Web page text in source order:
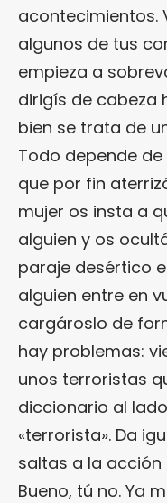
acontecimientos.
algunos de tus
empieza a
dirigís de cabeza
bien se trata de
Todo depende de
que por fin
mujer os insta a
alguien y os
paraje desértico
alguien entre en
cargároslo de
hay problemas:
unos terroristas
diccionario al
«terrorista». Da
saltas a la
Bueno, tú no. Ya